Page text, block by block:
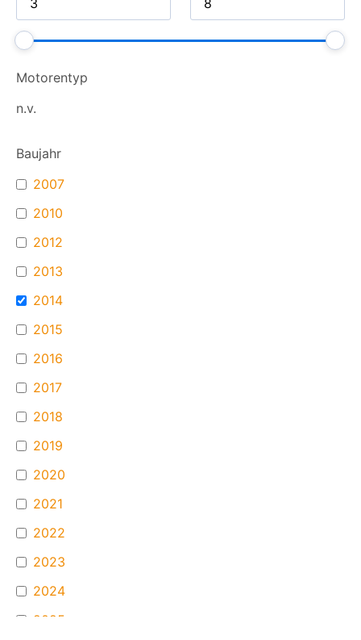
Motorentyp
n.v.
Baujahr
2007
2010
2012
2013
2014
2015
2016
2017
2018
2019
2020
2021
2022
2023
2024
2025